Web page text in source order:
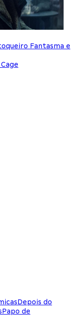
Fantasma e
Depois do
Papo de